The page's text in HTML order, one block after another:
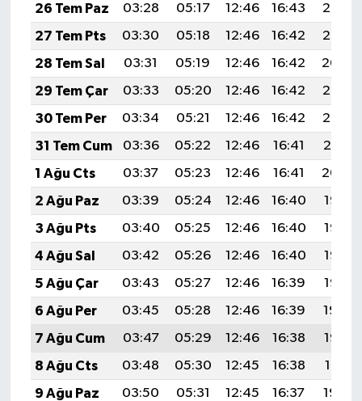
26 Tem Paz
03:28 05:17 12:46 16:43
20:06
27 Tem Pts
03:30 05:18 12:46 16:42
20:05
28 Tem Sal
03:31 05:19 12:46 16:42
20:04
29 Tem Çar
03:33 05:20 12:46 16:42
20:03
30 Tem Per
03:34 05:21 12:46 16:42
20:02
31 Tem Cum
03:36 05:22 12:46 16:41
20:01
1 Ağu Cts
03:37 05:23 12:46 16:41
20:00
2 Ağu Paz
03:39 05:24 12:46 16:40
19:58
3 Ağu Pts
03:40 05:25 12:46 16:40
19:57
4 Ağu Sal
03:42 05:26 12:46 16:40
19:56
5 Ağu Çar
03:43 05:27 12:46 16:39
19:55
6 Ağu Per
03:45 05:28 12:46 16:39
19:54
7 Ağu Cum
03:47 05:29 12:46 16:38
19:53
8 Ağu Cts
03:48 05:30 12:45 16:38
19:51
9 Ağu Paz
03:50 05:31 12:45 16:37
19:50